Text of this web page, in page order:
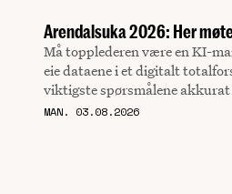
Arendalsuka 2026: Her
Må topplederen være en KI-
eie dataene i et digitalt
viktigste spørsmålene
MAN. 03.08.2026